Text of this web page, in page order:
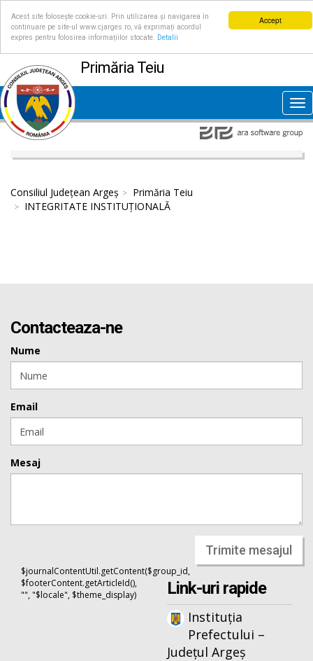
Accept
Acest site folosește cookie-uri. Prin utilizarea și navigarea în
continuare pe site-ul www.cjarges.ro, vă exprimați acordul
expres pentru folosirea informațiilor stocate.
Detalii
Primăria Teiu
Consiliul Județean Argeș
Primăria Teiu
INTEGRITATE INSTITUȚIONALĂ
Contacteaza-ne
Nume
Email
Mesaj
Trimite mesajul
$journalContentUtil.getContent($group_id,
$footerContent.getArticleId(),
"", "$locale", $theme_display)
Link-uri rapide
Instituția
Prefectului –
Județul Argeș